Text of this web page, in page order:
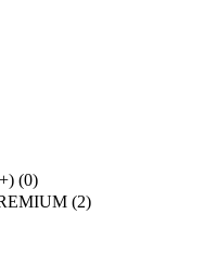
(0)
(2)